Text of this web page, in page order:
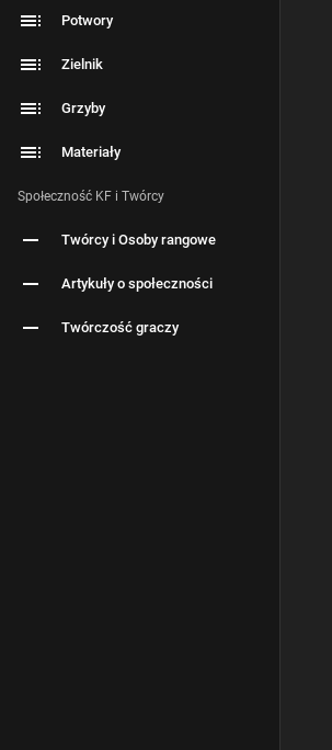
Potwory
Zielnik
Grzyby
Materiały
Społeczność KF i Twórcy
Twórcy i Osoby rangowe
Artykuły o społeczności
Twórczość graczy